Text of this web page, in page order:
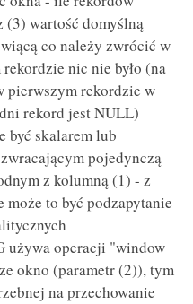
(3) wartość domyślną
co należy zwrócić w
nic nie było (na
pierwszym rekordzie w
rekord jest NULL)
być skalarem lub
pojedynczą
z kolumną (1) - z
to być podzapytanie
używa operacji "window
okno (parametr (2)), tym
na przechowanie